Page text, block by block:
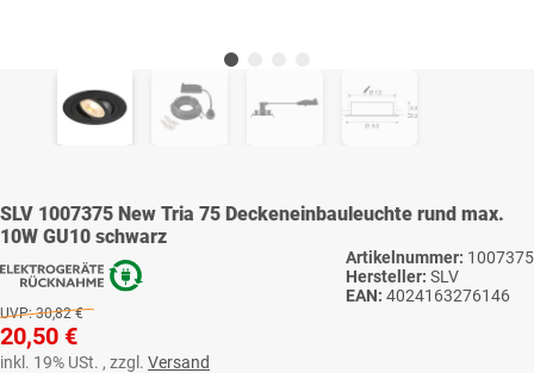
SLV 1007375 New Tria 75 Deckeneinbauleuchte rund max.
10W GU10 schwarz
Artikelnummer: 1007375
Hersteller: SLV
EAN: 4024163276146
UVP: 30,82 €
20,50 €
inkl. 19% USt. , zzgl. Versand